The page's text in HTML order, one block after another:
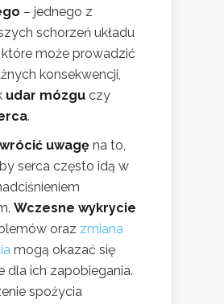
– jednego z
schorzeń układu
które może prowadzić
konsekwencji,
udar mózgu czy
.
uwagę na to,
serca często idą w
Wczesne wykrycie
oraz zmiana
mogą okazać się
dla ich zapobiegania.
spożycia